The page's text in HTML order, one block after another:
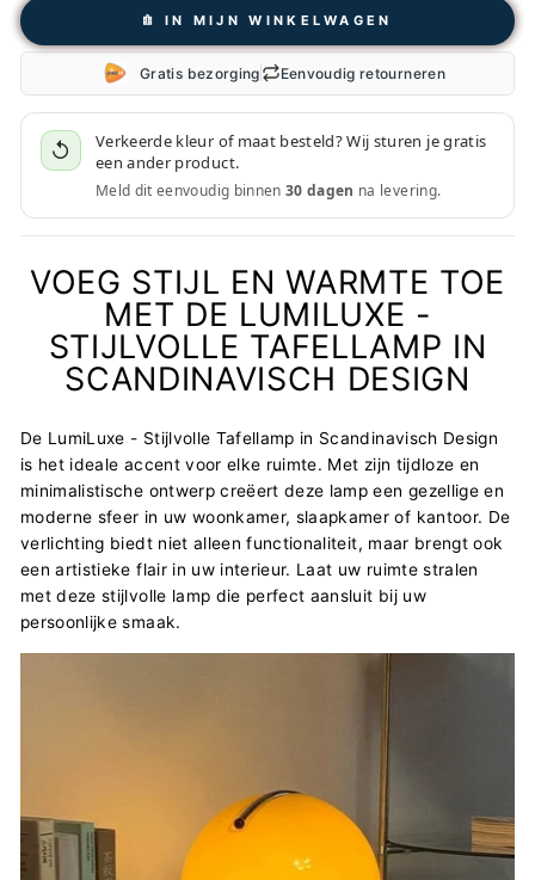
𖠩 IN MIJN WINKELWAGEN
Gratis bezorging Eenvoudig retourneren
↺
Verkeerde kleur of maat besteld? Wij sturen je gratis
een ander product.
Meld dit eenvoudig binnen 30 dagen na levering.
VOEG STIJL EN WARMTE TOE
MET DE LUMILUXE -
STIJLVOLLE TAFELLAMP IN
SCANDINAVISCH DESIGN
De LumiLuxe - Stijlvolle Tafellamp in Scandinavisch Design
is het ideale accent voor elke ruimte. Met zijn tijdloze en
minimalistische ontwerp creëert deze lamp een gezellige en
moderne sfeer in uw woonkamer, slaapkamer of kantoor. De
verlichting biedt niet alleen functionaliteit, maar brengt ook
een artistieke flair in uw interieur. Laat uw ruimte stralen
met deze stijlvolle lamp die perfect aansluit bij uw
persoonlijke smaak.